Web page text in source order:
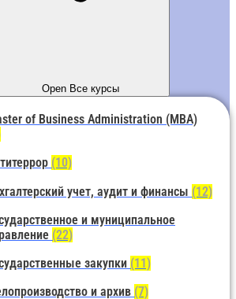
Open Все курсы
of Business Administration (MBA)
(10)
учет, аудит и финансы (12)
и муниципальное
(22)
закупки (11)
и архив (7)